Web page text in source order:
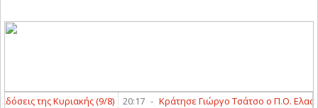
της Κυριακής (9/8) 20:17 - Κράτησε Γιώργο Τσάτσο ο Π.Ο.